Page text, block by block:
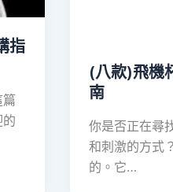
指
篇
(八款)飛機
南
你是否正在尋
和刺激的方式
的。它…